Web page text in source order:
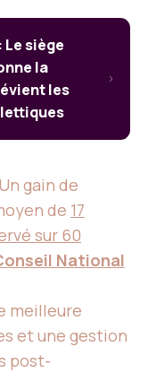
siège
la
les
Un gain de
de 17
sur 60
National
meilleure
et une gestion
post-